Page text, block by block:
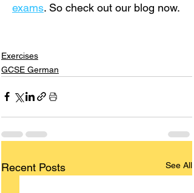
exams. So check out our blog now.
Exercises
GCSE German
Recent Posts See All